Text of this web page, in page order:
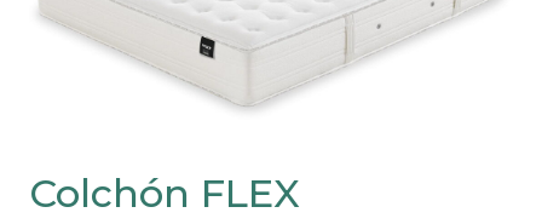
elegir
producto
Colchón FLEX